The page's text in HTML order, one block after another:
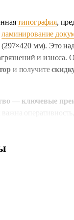
типография,
ламинирование
мм). Это
и износа.
и получите
— ключевые
оперативность,
А4/А3 без
— 24 часа